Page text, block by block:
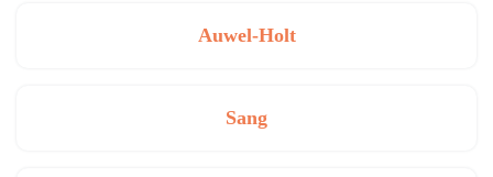
Auwel-Holt
Sang